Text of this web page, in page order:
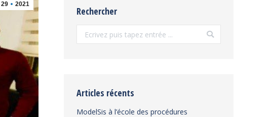
29 2021
Rechercher
Search:
Articles récents
ModelSis à l’école des procédures